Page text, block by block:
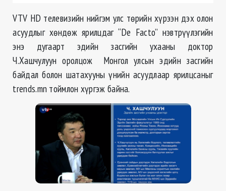
VTV HD телевизийн нийгэм улс төрийн хүрээн дэх олон
асуудлыг хөндөж ярилцдаг “De Facto” нэвтрүүлэгийн
энэ дугаарт эдийн засгийн ухааны доктор
Ч.Хашчулуун оролцож Монгол улсын эдийн засгийн
байдал болон шатахууны үнийн асуудлаар ярилцсаныг
trends.mn тоймлон хүргэж байна.